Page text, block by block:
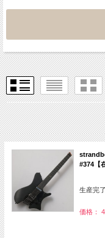
#374【
生産完
価格：